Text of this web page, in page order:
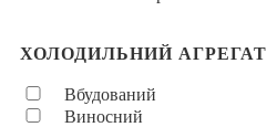
ХОЛОДИЛЬНИЙ АГРЕГАТ
Вбудований
Виносний